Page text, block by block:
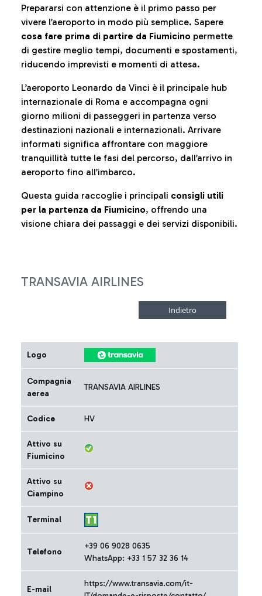
Prepararsi con attenzione è il primo passo per
vivere l’aeroporto in modo più semplice. Sapere
cosa fare prima di partire da Fiumicino permette
di gestire meglio tempi, documenti e spostamenti,
riducendo imprevisti e momenti di attesa.
L’aeroporto Leonardo da Vinci è il principale hub
internazionale di Roma e accompagna ogni
giorno milioni di passeggeri in partenza verso
destinazioni nazionali e internazionali. Arrivare
informati significa affrontare con maggiore
tranquillità tutte le fasi del percorso, dall’arrivo in
aeroporto fino all’imbarco.
Questa guida raccoglie i principali consigli utili
per la partenza da Fiumicino, offrendo una
visione chiara dei passaggi e dei servizi disponibili.
TRANSAVIA AIRLINES
Logo
Compagnia
aerea
TRANSAVIA AIRLINES
Codice HV
Attivo su
Fiumicino
Attivo su
Ciampino
Terminal
Telefono
+39 06 9028 0635
WhatsApp: +33 1 57 32 36 14
E-mail
https://www.transavia.com/it-